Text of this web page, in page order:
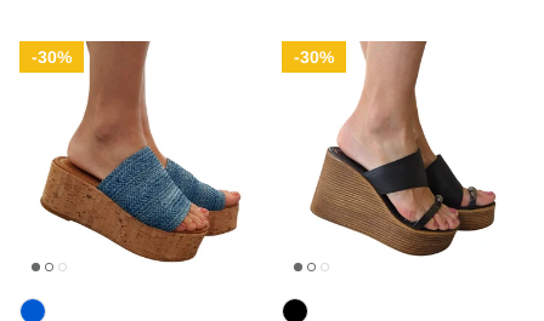
30% 30%